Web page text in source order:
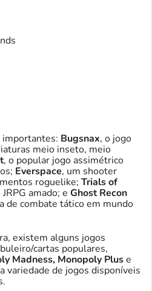
importantes: Bugsnax, o jogo
meio inseto, meio
, o popular jogo assimétrico
Everspace, um shooter
roguelike; Trials of
amado; e Ghost Recon
de combate tático em mundo
existem alguns jogos
cartas populares,
Madness, Monopoly Pluse
variedade de jogos disponíveis